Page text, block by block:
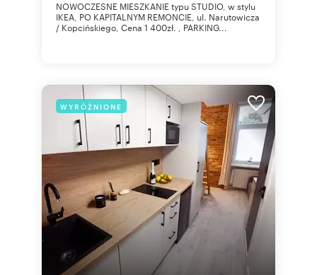
NOWOCZESNE MIESZKANIE typu STUDIO, w stylu
IKEA, PO KAPITALNYM REMONCIE, ul. Narutowicza
/ Kopcińskiego, Cena 1 400zł. , PARKING...
WYRÓŻNIONE